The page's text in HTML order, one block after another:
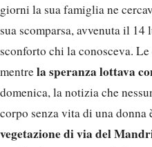
giorni la sua famiglia ne
sua scomparsa, avvenuta il
sconforto chi la conosceva.
mentrela speranza lottava
domenica, la notizia che
corpo senza vita di una donna
vegetazione di via del